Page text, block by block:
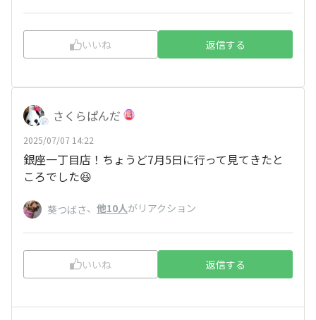
いいね 返信する
さくらぱんだ
2025/07/07 14:22
銀座一丁目店！ちょうど7月5日に行って見てきたと
ころでした😆
葵つばさ、 他10人がリアクション
いいね 返信する